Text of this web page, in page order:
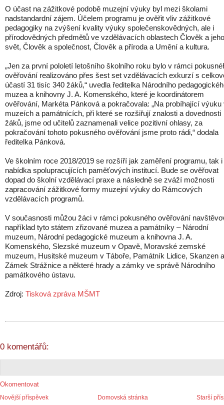
O účast na zážitkové podobě muzejní výuky byl mezi školami
nadstandardní zájem. Účelem programu je ověřit vliv zážitkové
pedagogiky na zvýšení kvality výuky společenskovědných, ale i
přírodovědných předmětů ve vzdělávacích oblastech Člověk a jeho
svět, Člověk a společnost, Člověk a příroda a Umění a kultura.
„Jen za první pololetí letošního školního roku bylo v rámci
ověřování realizováno přes šest set vzdělávacích exkurzí s
účastí 31 tisíc 340 žáků,“ uvedla ředitelka Národního
muzea a knihovny J. A. Komenského, které je koordinátorem
ověřování, Markéta Pánková a pokračovala: „Na probíhající výuku
muzeích a památnících, při které se rozšiřují znalosti a dovednosti
žáků, jsme od učitelů zaznamenali velice pozitivní ohlasy, za
pokračování tohoto pokusného ověřování jsme proto rádi,“ dodala
ředitelka Pánková.
Ve školním roce 2018/2019 se rozšíří jak zaměření programu, tak i
nabídka spolupracujících paměťových institucí. Bude se ověřovat
dopad do školní vzdělávací praxe a následně se zváží možnosti
zapracování zážitkové formy muzejní výuky do Rámcových
vzdělávacích programů.
V současnosti můžou žáci v rámci pokusného ověřování
například tyto státem zřizované muzea a památníky – Národní
muzeum, Národní pedagogické muzeum a knihovna J. A.
Komenského, Slezské muzeum v Opavě, Moravské zemské
muzeum, Husitské muzeum v Táboře, Památník Lidice, Skanzen a
Zámek Strážnice a některé hrady a zámky ve správě Národního
památkového ústavu.
Zdroj: Tisková zpráva MŠMT
0 komentářů:
Okomentovat
Novější příspěvek Starší
Domovská stránka